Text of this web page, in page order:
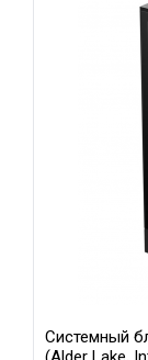
Системный